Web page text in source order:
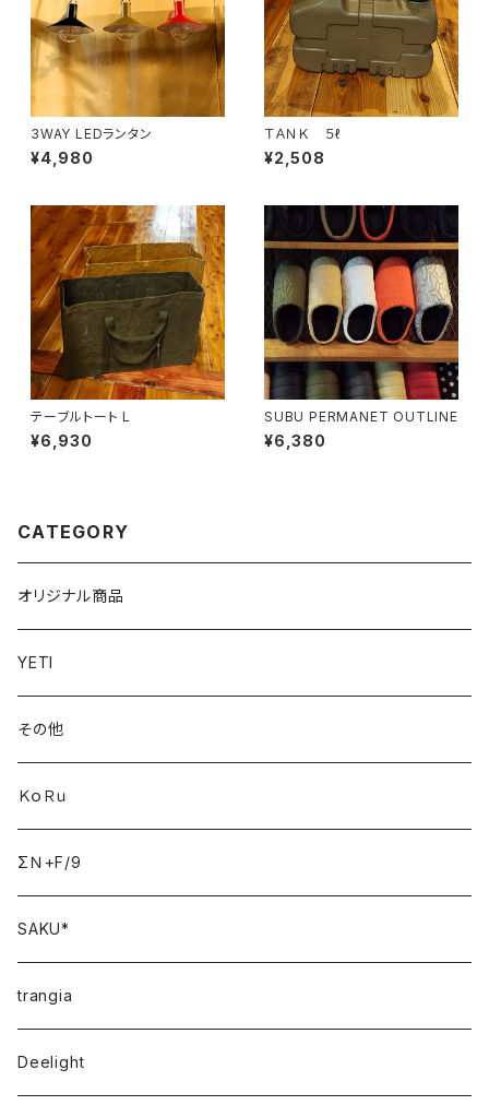
3WAY LEDランタン
¥4,980
ＴＡＮＫ ５ℓ
¥2,508
テーブルトート L
¥6,930
SUBU PERMANET OUTLINE
¥6,380
CATEGORY
オリジナル商品
YETI
その他
ＫｏＲｕ
ΣＮ+F/9
SAKU*
trangia
Deelight